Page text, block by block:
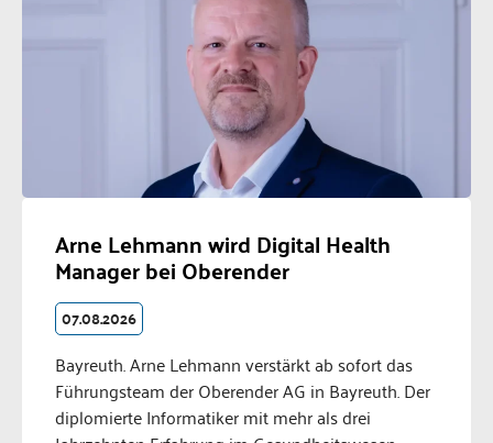
Arne Lehmann wird Digital Health
Manager bei Oberender
07.08.2026
Bayreuth. Arne Lehmann verstärkt ab sofort das
Führungsteam der Oberender AG in Bayreuth. Der
diplomierte Informatiker mit mehr als drei